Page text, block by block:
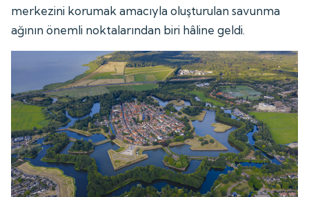
merkezini korumak amacıyla oluşturulan savunma
ağının önemli noktalarından biri hâline geldi.